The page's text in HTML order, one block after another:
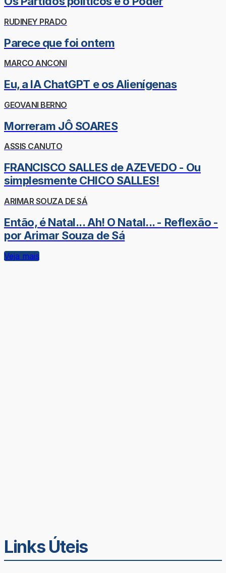
RUDINEY PRADO
Parece que foi ontem
MARCO ANCONI
Eu, a IA ChatGPT e os Alienígenas
GEOVANI BERNO
Morreram JÔ SOARES
ASSIS CANUTO
FRANCISCO SALLES de AZEVEDO - Ou
simplesmente CHICO SALLES!
ARIMAR SOUZA DE SÁ
Então, é Natal... Ah! O Natal... - Reflexão -
por Arimar Souza de Sá
Veja mais
Links Úteis